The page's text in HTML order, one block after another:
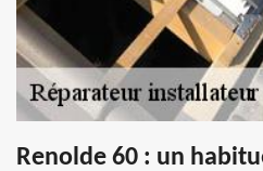
Renolde 60 : un